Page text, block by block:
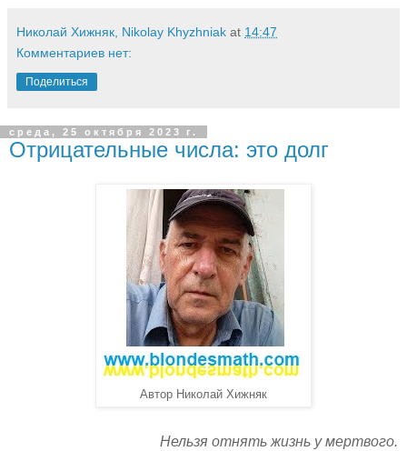
Николай Хижняк, Nikolay Khyzhniak at 14:47
Комментариев нет:
Поделиться
среда, 25 октября 2023 г.
Отрицательные числа: это долг
Автор Николай Хижняк
Нельзя отнять жизнь у мертвого.